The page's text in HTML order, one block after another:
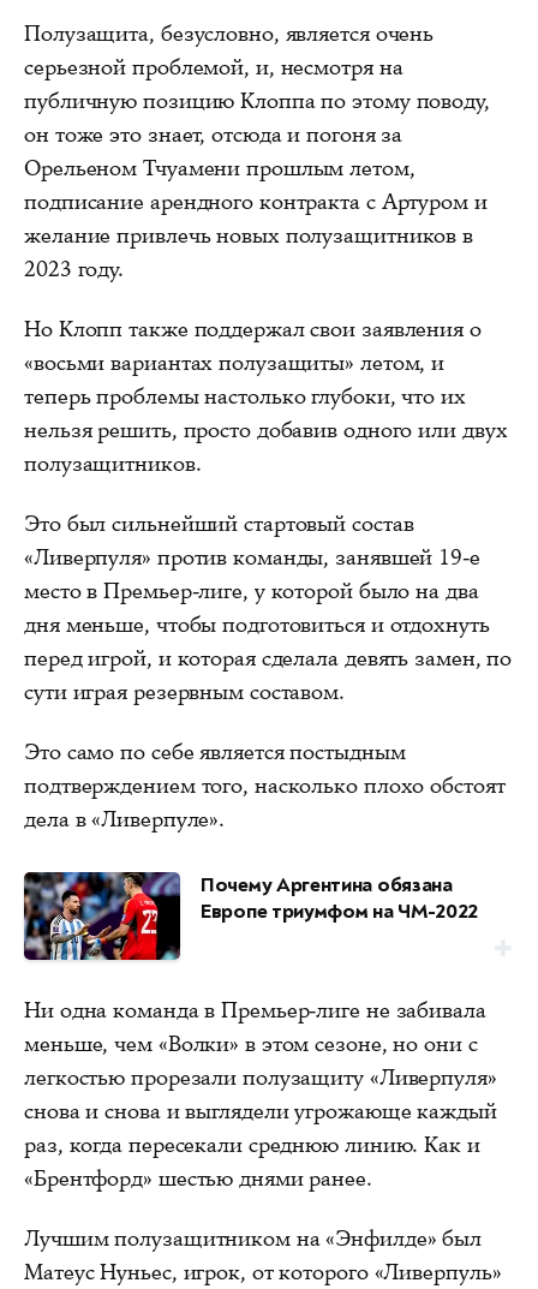
Полузащита, безусловно, является очень
серьезной проблемой, и, несмотря на
публичную позицию Клоппа по этому поводу,
он тоже это знает, отсюда и погоня за
Орельеном Тчуамени прошлым летом,
подписание арендного контракта с Артуром и
желание привлечь новых полузащитников в
2023 году.
Но Клопп также поддержал свои заявления о
«восьми вариантах полузащиты» летом, и
теперь проблемы настолько глубоки, что их
нельзя решить, просто добавив одного или двух
полузащитников.
Это был сильнейший стартовый состав
«Ливерпуля» против команды, занявшей 19-е
место в Премьер-лиге, у которой было на два
дня меньше, чтобы подготовиться и отдохнуть
перед игрой, и которая сделала девять замен, по
сути играя резервным составом.
Это само по себе является постыдным
подтверждением того, насколько плохо обстоят
дела в «Ливерпуле».
Почему Аргентина обязана
Европе триумфом на ЧМ-2022
Ни одна команда в Премьер-лиге не забивала
меньше, чем «Волки» в этом сезоне, но они с
легкостью прорезали полузащиту «Ливерпуля»
снова и снова и выглядели угрожающе каждый
раз, когда пересекали среднюю линию. Как и
«Брентфорд» шестью днями ранее.
Лучшим полузащитником на «Энфилде» был
Матеус Нуньес, игрок, от которого «Ливерпуль»